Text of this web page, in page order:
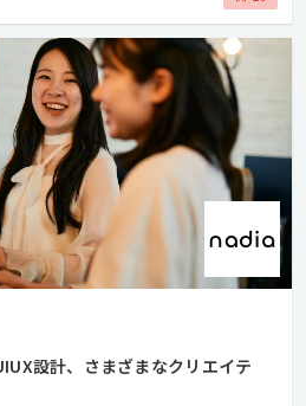
設計、さまざまなクリエイテ